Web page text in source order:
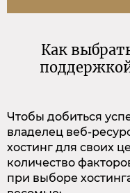
Как
Чтобы добиться
владелец веб-
хостинг для своих
количество
при выборе